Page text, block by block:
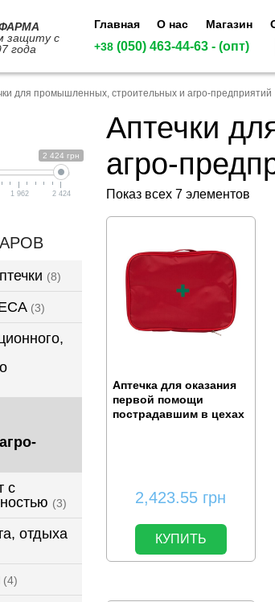
защиту с
года
Главная О нас Магазин
+38(050) 463-44-63- (опт)
для промышленных, строительных и агро-предприятий
2 424 грн
1 962 2 424
(8)
(3)
с
(3)
отдыха
(4)
Аптечки
агро-
Показ всех 7 элементов
Аптечка для оказания
первой помощи
пострадавшим в цехах
2,423.55 грн
КУПИТЬ